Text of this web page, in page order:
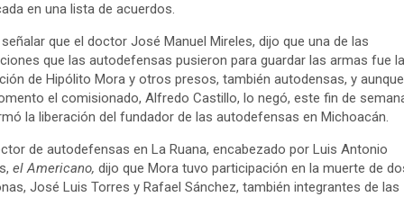
en una lista de acuerdos.
que el doctor José Manuel Mireles, dijo que una de las
que las autodefensas pusieron para guardar las armas fue la
de Hipólito Mora y otros presos, también autodensas, y
el comisionado, Alfredo Castillo, lo negó, este fin de
la liberación del fundador de las autodefensas en Michoacán.
de autodefensas en La Ruana, encabezado por Luis Antonio
el Americano, dijo que Mora tuvo participación en la muerte de
José Luis Torres y Rafael Sánchez, también integrantes de las